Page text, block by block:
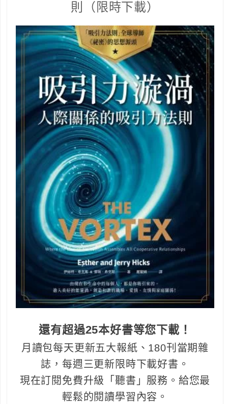
則（限時下載）
還有超過25本好書等您下載！
月讀包每天更新五大報紙、180刊當期雜
誌，每週三更新限時下載好書。
現在訂閱免費升級「聽書」服務。給您最
輕鬆的閱讀學習內容。